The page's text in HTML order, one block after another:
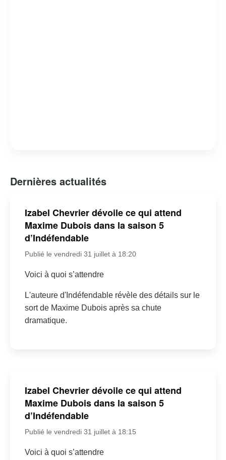
Dernières actualités
Izabel Chevrier dévoile ce qui attend
Maxime Dubois dans la saison 5
d’Indéfendable
Publié le vendredi 31 juillet à 18:20
Voici à quoi s’attendre
L'auteure d'Indéfendable révèle des détails sur le
sort de Maxime Dubois après sa chute
dramatique.
Izabel Chevrier dévoile ce qui attend
Maxime Dubois dans la saison 5
d’Indéfendable
Publié le vendredi 31 juillet à 18:15
Voici à quoi s’attendre